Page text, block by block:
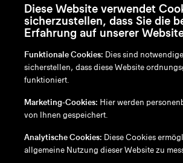
en/nl/fr/de
Disclaimer
Cookie-Richtlinie
Diese Website verwendet
sicherzustellen, dass Sie die
Erfahrung auf unserer
Funktionale Cookies: Dies sind
sicherstellen, dass diese Website
funktioniert.
Marketing-Cookies: Hier werden
von Ihnen gespeichert.
Analytische Cookies: Diese Cookies
allgemeine Nutzung dieser Website zu